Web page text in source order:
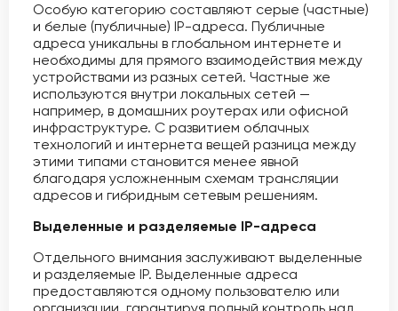
Особую категорию составляют серые (частные)
и белые (публичные) IP-адреса. Публичные
адреса уникальны в глобальном интернете и
необходимы для прямого взаимодействия между
устройствами из разных сетей. Частные же
используются внутри локальных сетей —
например, в домашних роутерах или офисной
инфраструктуре. С развитием облачных
технологий и интернета вещей разница между
этими типами становится менее явной
благодаря усложненным схемам трансляции
адресов и гибридным сетевым решениям.
Выделенные и разделяемые IP-адреса
Отдельного внимания заслуживают выделенные
и разделяемые IP. Выделенные адреса
предоставляются одному пользователю или